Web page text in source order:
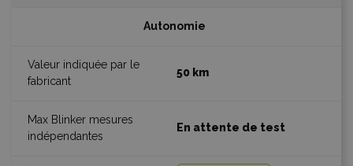
Autonomie
50 km
En attente de test